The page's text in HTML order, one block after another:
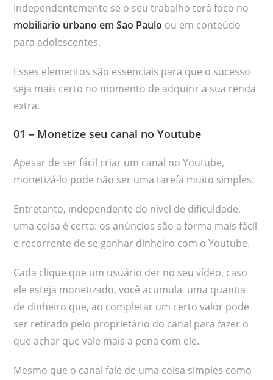
Independentemente se o seu trabalho terá foco no
mobiliario urbano em Sao Paulo ou em conteúdo
para adolescentes.
Esses elementos são essenciais para que o sucesso
seja mais certo no momento de adquirir a sua renda
extra.
01 – Monetize seu canal no Youtube
Apesar de ser fácil criar um canal no Youtube,
monetizá-lo pode não ser uma tarefa muito simples.
Entretanto, independente do nível de dificuldade,
uma coisa é certa: os anúncios são a forma mais fácil
e recorrente de se ganhar dinheiro com o Youtube.
Cada clique que um usuário der no seu vídeo, caso
ele esteja monetizado, você acumula uma quantia
de dinheiro que, ao completar um certo valor pode
ser retirado pelo proprietário do canal para fazer o
que achar que vale mais a pena com ele.
Mesmo que o canal fale de uma coisa simples como